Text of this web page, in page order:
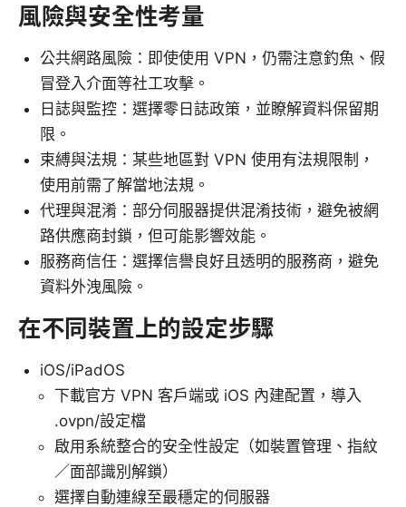
風險與安全性考量
公共網路風險：即使使用 VPN，仍需注意釣魚、假
冒登入介面等社工攻擊。
日誌與監控：選擇零日誌政策，並瞭解資料保留期
限。
束縛與法規：某些地區對 VPN 使用有法規限制，
使用前需了解當地法規。
代理與混淆：部分伺服器提供混淆技術，避免被網
路供應商封鎖，但可能影響效能。
服務商信任：選擇信譽良好且透明的服務商，避免
資料外洩風險。
在不同裝置上的設定步驟
iOS/iPadOS
下載官方 VPN 客戶端或 iOS 內建配置，導入
.ovpn/設定檔
啟用系統整合的安全性設定（如裝置管理、指紋
／面部識別解鎖）
選擇自動連線至最穩定的伺服器